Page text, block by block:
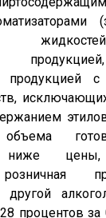
продукцией с
ниже
розничная
процентов за